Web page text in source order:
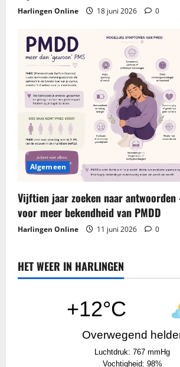
Harlingen Online 18 juni 2026 0
Algemeen
Vijftien jaar zoeken naar
voor meer bekendheid van PMDD
Harlingen Online 11 juni 2026 0
HET WEER IN HARLINGEN
+12°C
Overwegend
Luchtdruk: 767 mmHg
Vochtigheid: 98%